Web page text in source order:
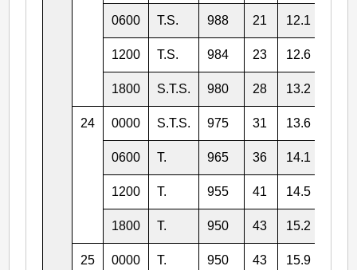
0600 T.S. 988 21 12.1
1200 T.S. 984 23 12.6
1800 S.T.S. 980 28 13.2
24 0000 S.T.S. 975 31 13.6
0600 T. 965 36 14.1
1200 T. 955 41 14.5
1800 T. 950 43 15.2
25 0000 T. 950 43 15.9